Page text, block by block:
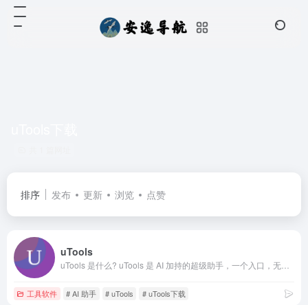
排序 发布 更新 浏览 点赞
uTools
工具软件 # AI 助手 # uTools # uTools下载